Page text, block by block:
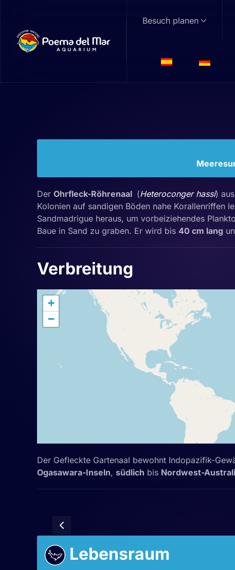
Besuch planen
Der Ohrfleck-Röhrenaal (Heteroconger hassi)
Kolonien auf sandigen Böden nahe Korallenriffen
Sandmadrigue heraus, um vorbeiziehendes
Baue in Sand zu graben. Er wird bis 40 cm lang
Verbreitung
+
−
Der Gefleckte Gartenaal bewohnt Indopazifik-
Ogasawara-Inseln, südlich bis Nordwest-
Lebensraum